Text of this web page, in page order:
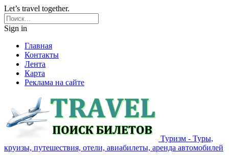
Let’s travel together.
Sign in
Главная
Контакты
Лента
Карта
Реклама на сайте
Туризм - Туры,
круизы, путешествия, отели, авиабилеты, аренда автомобилей